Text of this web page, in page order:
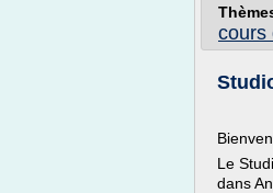
cours
Le
dans